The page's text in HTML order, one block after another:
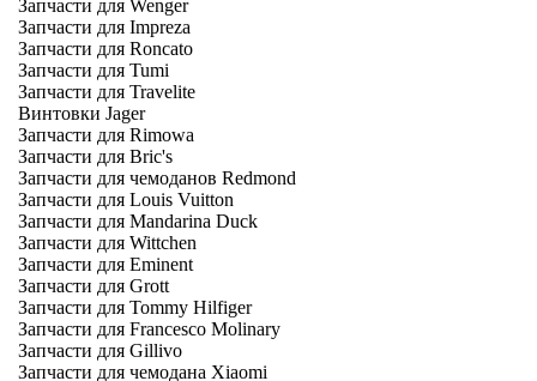
Запчасти для Wenger
Запчасти для Impreza
Запчасти для Roncato
Запчасти для Tumi
Запчасти для Travelite
Винтовки Jager
Запчасти для Rimowa
Запчасти для Bric's
Запчасти для чемоданов Redmond
Запчасти для Louis Vuitton
Запчасти для Mandarina Duck
Запчасти для Wittchen
Запчасти для Eminent
Запчасти для Grott
Запчасти для Tommy Hilfiger
Запчасти для Francesco Molinary
Запчасти для Gillivo
Запчасти для чемодана Xiaomi